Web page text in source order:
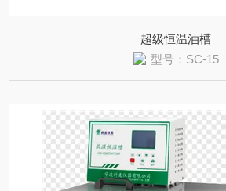
超级恒温油槽
型号：SC-15